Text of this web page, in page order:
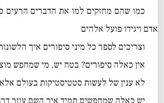
כמו שהם מחזקים למו את הדברים הרעים
אדם ויגידו פועל אלהים
וצריכים לספר כל מיני סיפורים איך
אין כאלה סיפורים? בטח יש, מי שמחפש
לא ענין של לעשות סטטיסטיקות בעולם
יש כאלה שמחפשים תמיד איך השם עוזר